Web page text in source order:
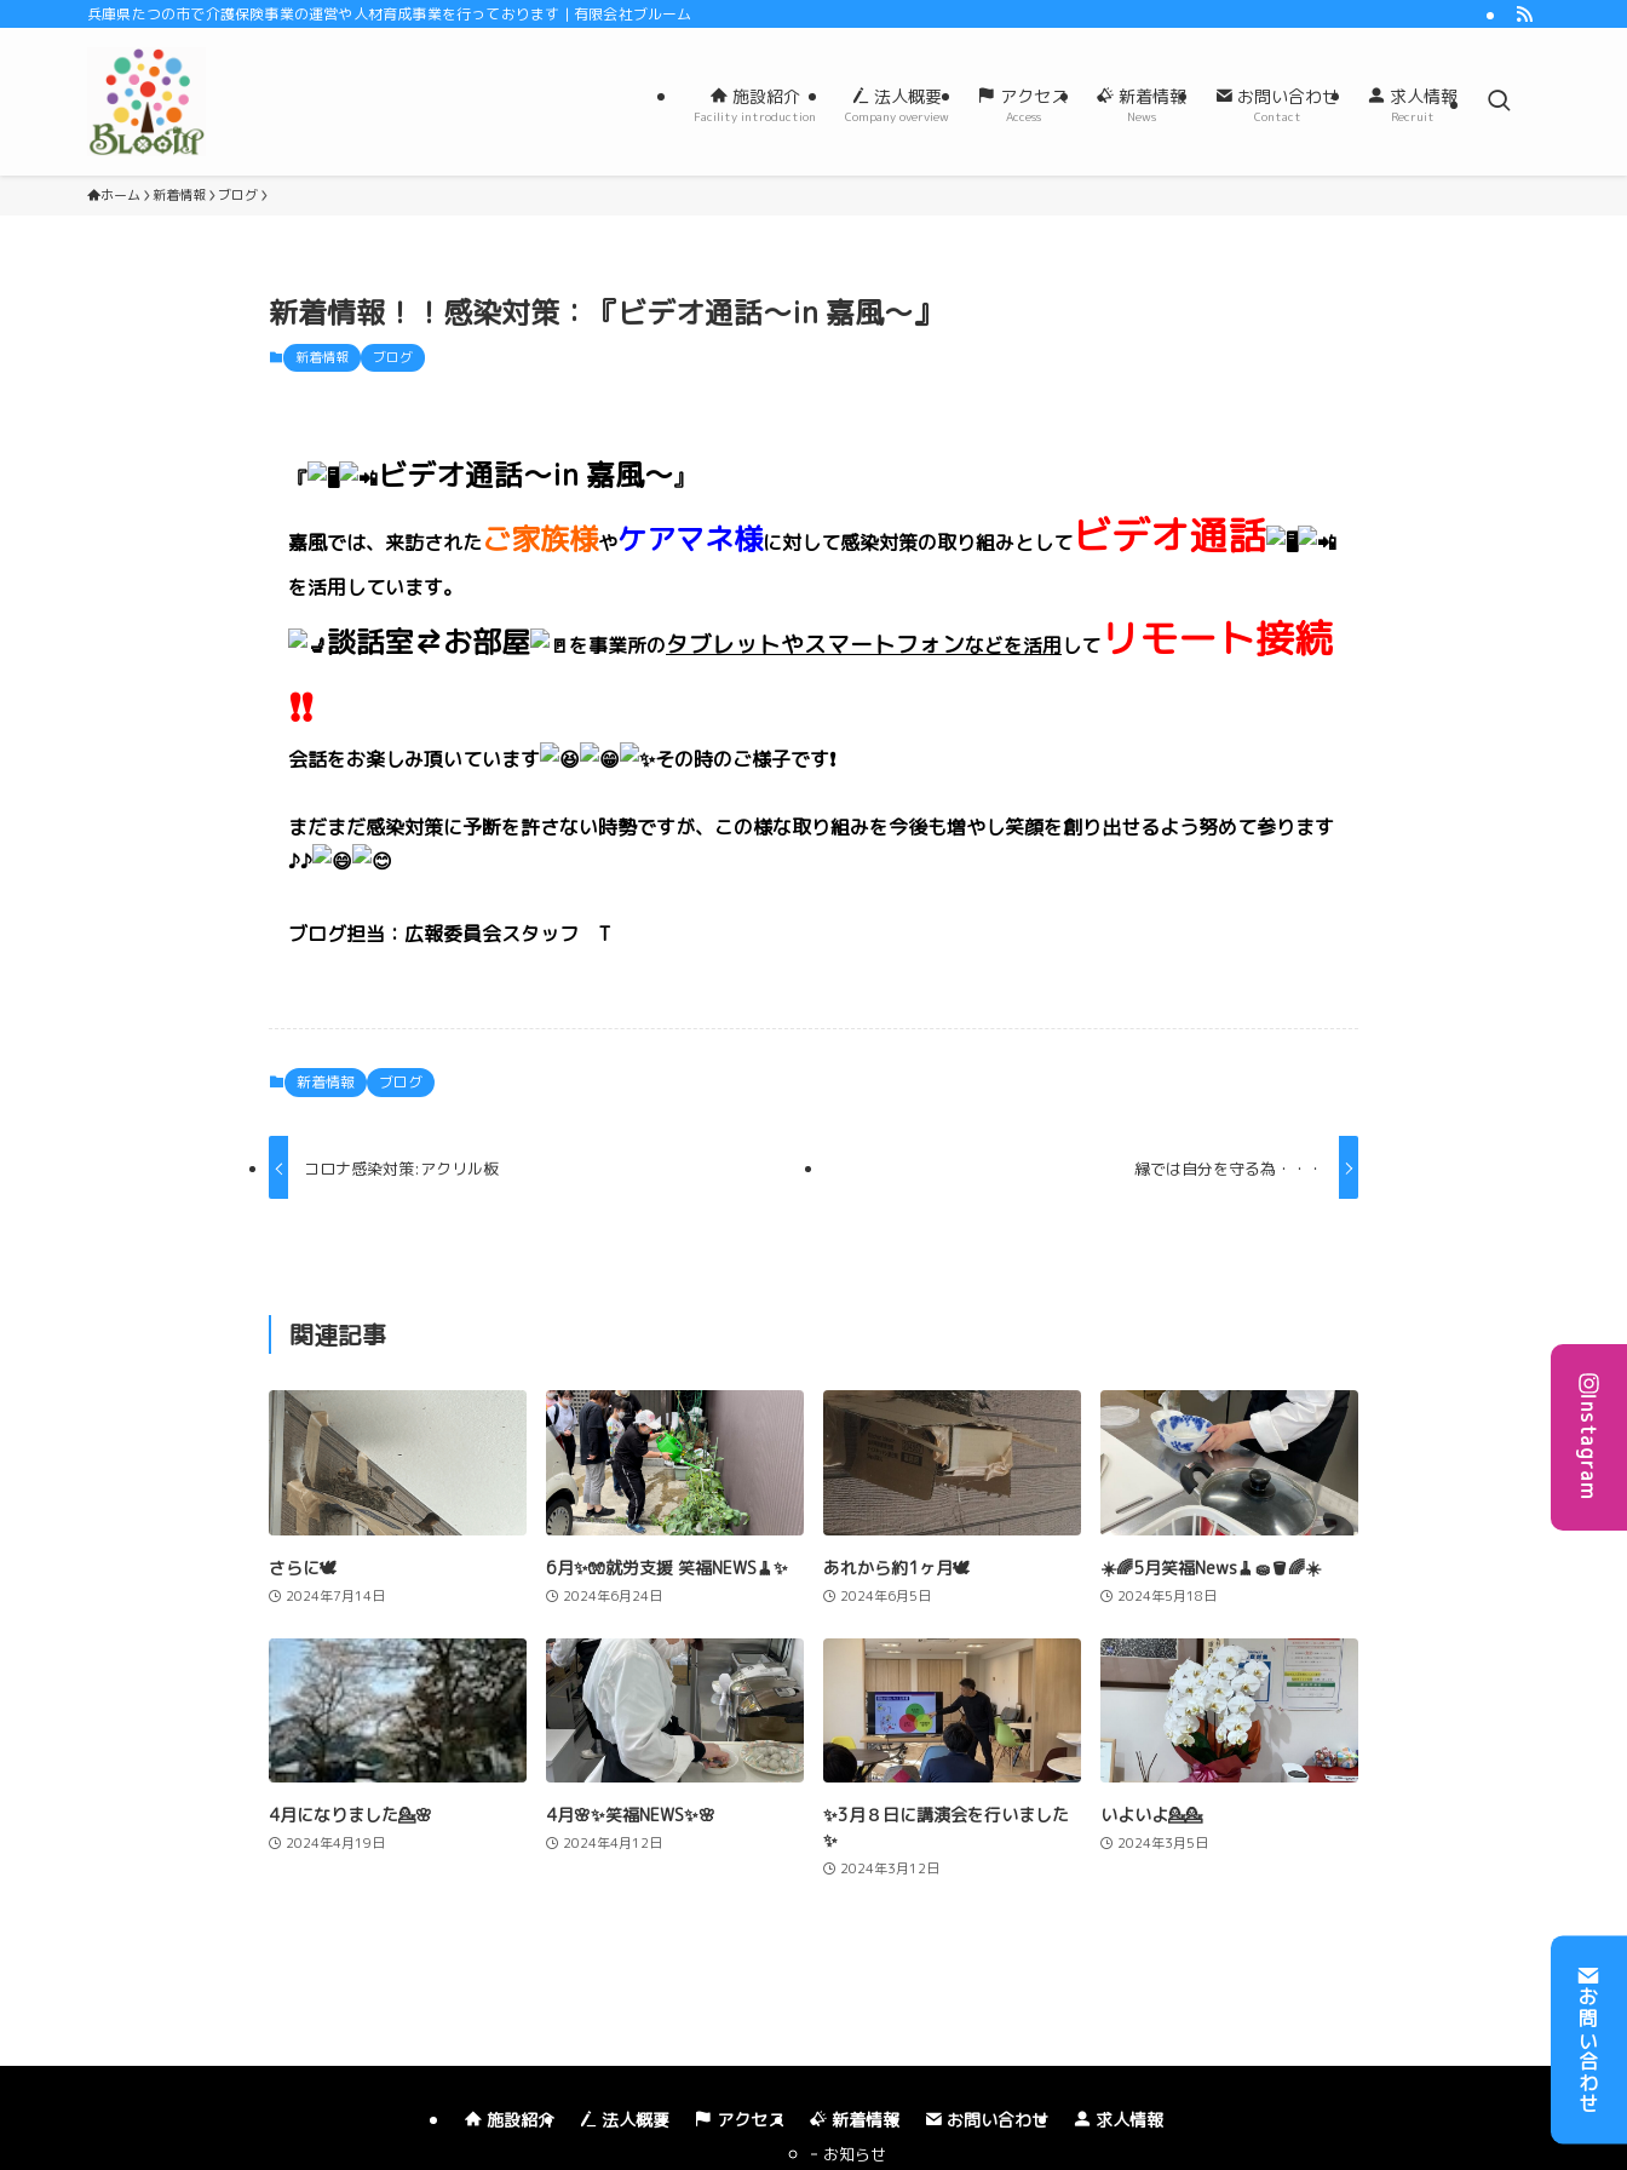
兵庫県たつの市で介護保険事業の運営や人材育成事業を行っております | 有限会社ブルーム
施設紹介
Facility introduction
法人概要
Company overview
アクセス
Access
新着情報
News
お問い合わせ
Contact
求人情報
Recruit
ホーム 新着情報 ブログ
新着情報！！感染対策：『ビデオ通話〜in 嘉風〜』
新着情報 ブログ
『 ビデオ通話〜in 嘉風〜』
嘉風では、来訪されたご家族様やケアマネ様に対して感染対策の取り組みとして ビデオ通話
を活用しています。
談話室⇄お部屋 を事業所のタブレットやスマートフォンなどを活用して リモート接続
❗️❗️
会話をお楽しみ頂いています その時のご様子です❗️
まだまだ感染対策に予断を許さない時勢ですが、この様な取り組みを今後も増やし笑顔を創り出せるよう努めて参ります
♪♪
ブログ担当：広報委員会スタッフ T
新着情報 ブログ
コロナ感染対策:アクリル板 縁では自分を守る為・・・
関連記事
さらに🕊️
2024年7月14日
6月✨🧤就労支援 笑福NEWS🧹✨
2024年6月24日
あれから約1ヶ月🕊️
2024年6月5日
☀️🌈5月笑福News🧹🧽🪣🌈☀️
2024年5月18日
4月になりました💁🌸
2024年4月19日
4月🌸✨笑福NEWS✨🌸
2024年4月12日
✨3月８日に講演会を行いました
✨
2024年3月12日
いよいよ💁💁
2024年3月5日
Instagram
お問い合わせ
施設紹介 法人概要 アクセス 新着情報
お知らせ
お問い合わせ 求人情報